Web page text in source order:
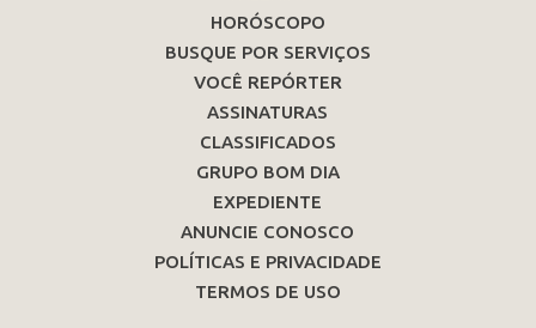
HORÓSCOPO
BUSQUE POR SERVIÇOS
VOCÊ REPÓRTER
ASSINATURAS
CLASSIFICADOS
GRUPO BOM DIA
EXPEDIENTE
ANUNCIE CONOSCO
POLÍTICAS E PRIVACIDADE
TERMOS DE USO